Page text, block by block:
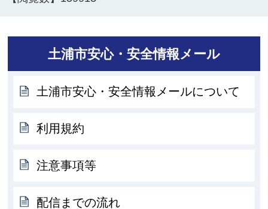
土浦市安心・安全情報メール
土浦市安心・安全情報メールについて
利用規約
注意事項等
配信までの流れ